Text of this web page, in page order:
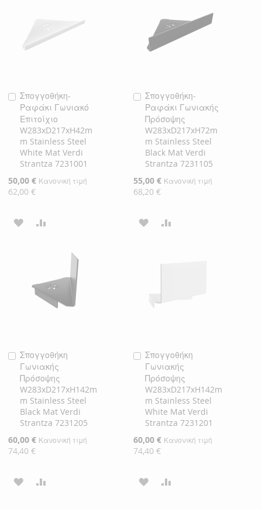
ΕΠΙΘΥΜΙΏΝ
ΕΠΙΘΥΜΙΏΝ
Σπογγοθήκη-
Ραφάκι Γωνιακό
Επιτοίχιο
W283xD217xH42m
m Stainless Steel
White Mat Verdi
Strantza 7231001
Ειδική
Τιμή
50,00 € Κανονική τιμή
62,00 €
Προσθήκη
στο
Καλάθι
ΠΡΟΣΘΉΚΗ
ΕΠΙΘΥΜΙΏΝ
ΣΎΓΚΡΙΣΗ
Σπογγοθήκη-
Ραφάκι Γωνιακής
Πρόσοψης
W283xD217xH72m
m Stainless Steel
Black Mat Verdi
Strantza 7231105
Ειδική
Τιμή
55,00 € Κανονική τιμή
68,20 €
Προσθήκη
στο
Καλάθι
ΠΡΟΣΘΉΚΗ
ΛΊΣΤΑ
Σπογγοθήκη
Γωνιακής
Πρόσοψης
W283xD217xH142m
m Stainless Steel
Black Mat Verdi
Strantza 7231205
Ειδική
Τιμή
60,00 € Κανονική τιμή
74,40 €
Προσθήκη
στο
Καλάθι
ΠΡΟΣΘΉΚΗ
Σπογγοθήκη
Γωνιακής
Πρόσοψης
W283xD217xH142m
m Stainless Steel
White Mat Verdi
Strantza 7231201
Ειδική
Τιμή
60,00 € Κανονική τιμή
74,40 €
Προσθήκη
στο
Καλάθι
ΠΡΟΣΘΉΚΗ